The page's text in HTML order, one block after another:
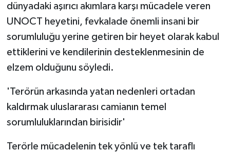
dünyadaki aşırıcı akımlara karşı mücadele veren
UNOCT heyetini, fevkalade önemli insani bir
sorumluluğu yerine getiren bir heyet olarak kabul
ettiklerini ve kendilerinin desteklenmesinin de
elzem olduğunu söyledi.
'Terörün arkasında yatan nedenleri ortadan
kaldırmak uluslararası camianın temel
sorumluluklarından birisidir'
Terörle mücadelenin tek yönlü ve tek taraflı